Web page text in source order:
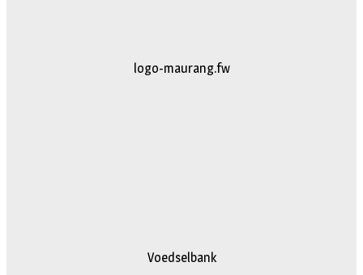
johan
Voedselbank